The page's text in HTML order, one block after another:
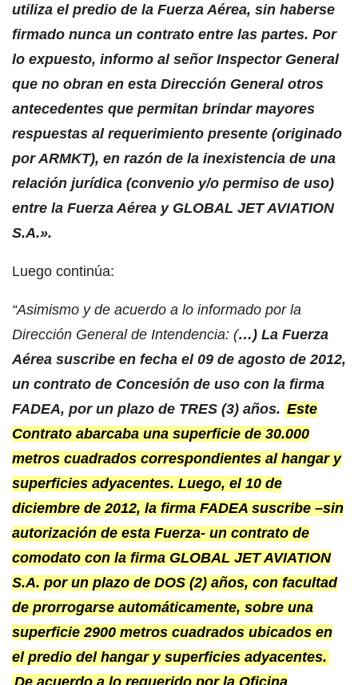
utiliza el predio de la Fuerza Aérea, sin haberse
firmado nunca un contrato entre las partes. Por
lo expuesto, informo al señor Inspector General
que no obran en esta Dirección General otros
antecedentes que permitan brindar mayores
respuestas al requerimiento presente (originado
por ARMKT), en razón de la inexistencia de una
relación jurídica (convenio y/o permiso de uso)
entre la Fuerza Aérea y GLOBAL JET AVIATION
S.A.».
Luego continúa:
“Asimismo y de acuerdo a lo informado por la
Dirección General de Intendencia: (…) La Fuerza
Aérea suscribe en fecha el 09 de agosto de 2012,
un contrato de Concesión de uso con la firma
FADEA, por un plazo de TRES (3) años. Este
Contrato abarcaba una superficie de 30.000
metros cuadrados correspondientes al hangar y
superficies adyacentes. Luego, el 10 de
diciembre de 2012, la firma FADEA suscribe –sin
autorización de esta Fuerza- un contrato de
comodato con la firma GLOBAL JET AVIATION
S.A. por un plazo de DOS (2) años, con facultad
de prorrogarse automáticamente, sobre una
superficie 2900 metros cuadrados ubicados en
el predio del hangar y superficies adyacentes.
De acuerdo a lo requerido por la Oficina